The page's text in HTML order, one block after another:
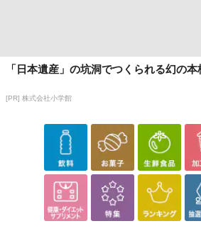
「日本遺産」の坑洞でつくられる幻の
[PR] 株式会社小学館